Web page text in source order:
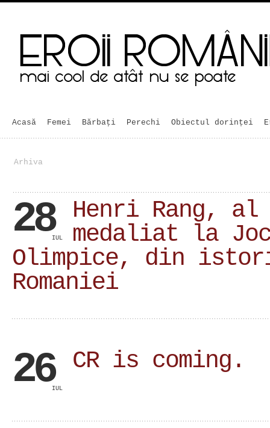
Acasă Femei Bărbaţi Perechi Obiectul dorinței
Arhiva
28IUL
Henri Rang,
medaliat la
Olimpice, din
Romaniei
26IUL
CR is coming.